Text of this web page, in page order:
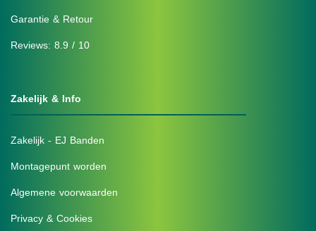
Garantie & Retour
Reviews: 8.9 / 10
Zakelijk & Info
Zakelijk - EJ Banden
Montagepunt worden
Algemene voorwaarden
Privacy & Cookies